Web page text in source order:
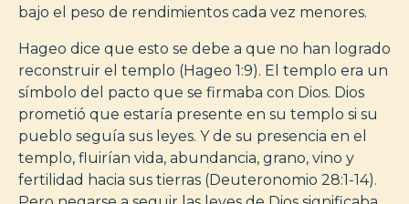
bajo el peso de rendimientos cada vez menores.
Hageo dice que esto se debe a que no han logrado
reconstruir el templo (Hageo 1:9). El templo era un
símbolo del pacto que se firmaba con Dios. Dios
prometió que estaría presente en su templo si su
pueblo seguía sus leyes. Y de su presencia en el
templo, fluirían vida, abundancia, grano, vino y
fertilidad hacia sus tierras (Deuteronomio 28:1-14).